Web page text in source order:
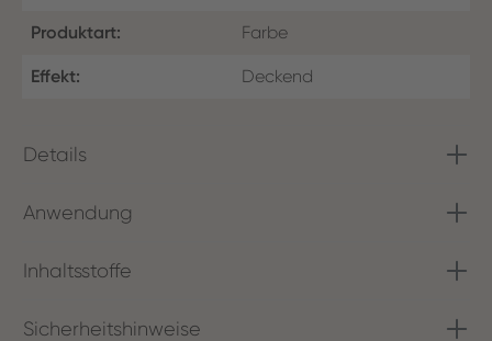
Produktart: Farbe
Effekt: Deckend
Details
Anwendung
Inhaltsstoffe
Sicherheitshinweise